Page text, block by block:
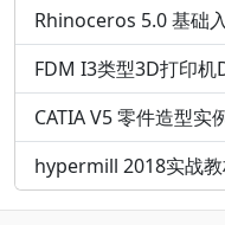
Rhinoceros 5.0 基础
FDM I3类型3D打印机
CATIA V5 零件造型实
hypermill 2018实战